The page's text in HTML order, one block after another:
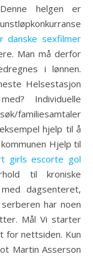
helgen er
danske sexfilmer
Man må derfor
i lønnen.
Helsestasjon
Individuelle
familiesamtaler
hjelp til å
Hjelp til
girls escorte gol
til kroniske
dagsenteret,
har noen
Mål Vi starter
for nettsiden. Kun
Martin Asserson